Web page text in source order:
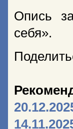
Опись
себя».